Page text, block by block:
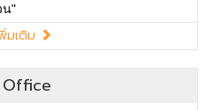
น"
มเติม